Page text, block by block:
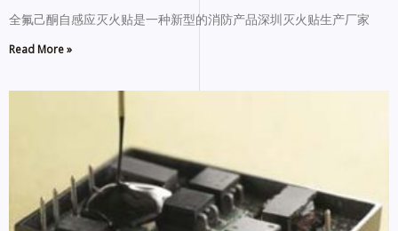
全氟己酮自感应灭火贴是一种新型的消防产品深圳灭火贴生产厂家
Read More »